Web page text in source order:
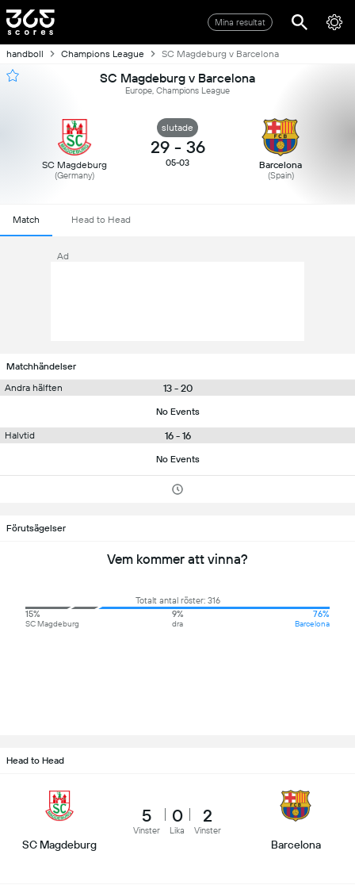
Mina resultat
handboll Champions League SC Magdeburg v Barcelona
SC Magdeburg v Barcelona
Europe, Champions League
SC Magdeburg
(Germany)
slutade
29 - 36
05-03 Barcelona
(Spain)
Match Head to Head
Ad
Matchhändelser
Andra hälften
13 - 20
No Events
Halvtid 16 - 16
No Events
Förutsägelser
Vem kommer att vinna?
Totalt antal röster: 316
15%
SC Magdeburg
9%
dra
76%
Barcelona
Head to Head
SC Magdeburg
5
Vinster
0
Lika
2
Vinster
Barcelona